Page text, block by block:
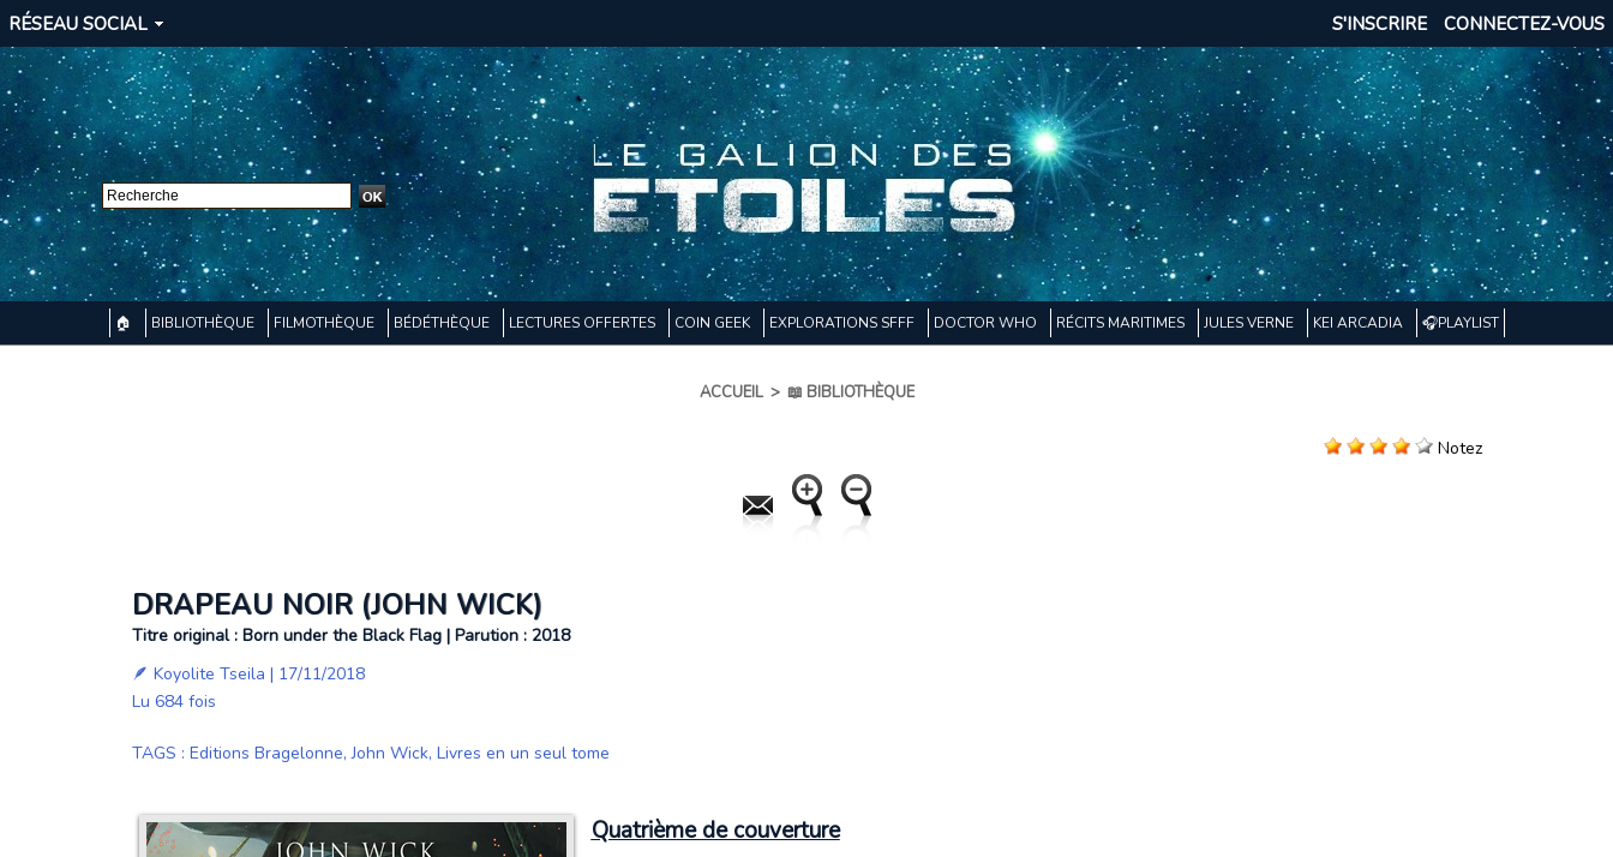
RÉSEAU SOCIAL CONNECTEZ-VOUS
S'INSCRIRE
🏠 BIBLIOTHÈQUE FILMOTHÈQUE BÉDÉTHÈQUE LECTURES OFFERTES COIN GEEK EXPLORATIONS SFFF DOCTOR WHO RÉCITS MARITIMES JULES VERNE KEI ARCADIA 🎧PLAYLIST
ACCUEIL > 📖 BIBLIOTHÈQUE
Notez
DRAPEAU NOIR (JOHN WICK)
Titre original : Born under the Black Flag | Parution : 2018
🪶 Koyolite Tseila | 17/11/2018
Lu 684 fois
TAGS : Editions Bragelonne,John Wick, Livres en un seul tome
Quatrième de couverture